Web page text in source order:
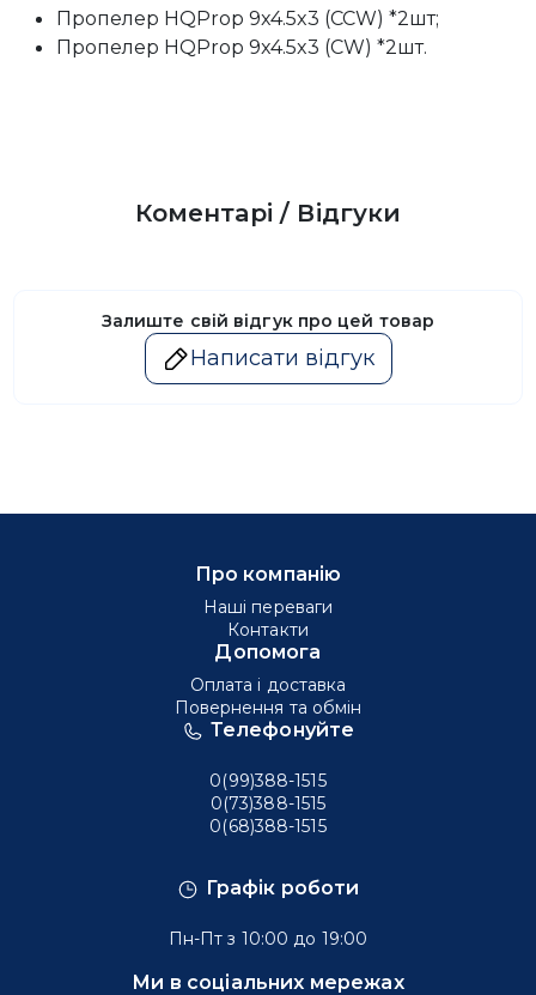
Пропелер HQProp 9x4.5x3 (CCW) *2шт;
Пропелер HQProp 9x4.5x3 (CW) *2шт.
Коментарі / Відгуки
Залиште свій відгук про цей товар
Написати відгук
Графік роботи
Пн-Пт з 10:00 до 19:00
Ми в соціальних мережах
Телефонуйте
0(99)388-1515
0(73)388-1515
0(68)388-1515
Про компанію
Наші переваги
Контакти
Допомога
Оплата і доставка
Повернення та обмін